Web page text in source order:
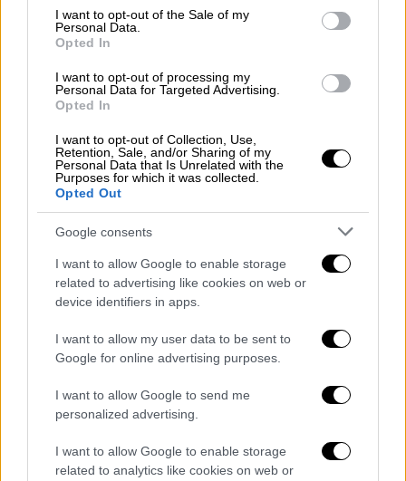
consent section.
I want to opt-out of the Sale of my
Personal Data.
Opted In
I want to opt-out of processing my
Personal Data for Targeted Advertising.
Opted In
I want to opt-out of Collection, Use,
Retention, Sale, and/or Sharing of my
Personal Data that Is Unrelated with the
Purposes for which it was collected.
Opted Out
Google consents
I want to allow Google to enable storage
related to advertising like cookies on web or
device identifiers in apps.
I want to allow my user data to be sent to
Google for online advertising purposes.
I want to allow Google to send me
personalized advertising.
I want to allow Google to enable storage
related to analytics like cookies on web or
βιασμούαπό έναν ημεδαπό 61χρονο άνδρα. Η
ίδια σημείωσε ότι, ο θύτης, την κρατούσε,
τουλάχιστον επί 5 ημέρες, φυλακισμένη στο
διαμέρισμά του.
Σκληρό πορνογραφικό υλικό στην
κατοχή του
Σύμφωνα με την ΕΡΤ, μετά τη σύλληψη του
61χρονου, βρέθηκε, στις ηλεκτρονικές
θύμα μεταφέρθηκε στο Θριάσιο
προκειμένου να του παρασχεθούν οι πρώτες
εξετάσεις. Δείγμα DNA του συλληφθέντα
απέστειλα οι Αρχές στα εργαστήρια,
προκειμένου να «δέσουν» την υπόθεση,
συγκρίνοντάς το με αυτό του θύματος.
και από την 48χρονη.